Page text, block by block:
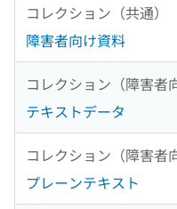
コレクション（共通）
障害者向け資料
コレクション（障害者
テキストデータ
コレクション（障害者
プレーンテキスト